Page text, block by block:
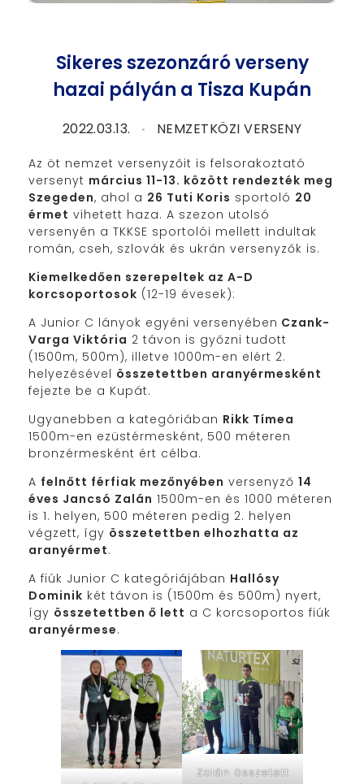
Sikeres szezonzáró verseny
hazai pályán a Tisza Kupán
2022.03.13. NEMZETKÖZI VERSENY
Az öt nemzet versenyzőit is felsorakoztató
versenyt március 11-13. között rendezték meg
Szegeden, ahol a 26 Tuti Koris sportoló 20
érmet vihetett haza. A szezon utolsó
versenyén a TKKSE sportolói mellett indultak
román, cseh, szlovák és ukrán versenyzők is.
Kiemelkedően szerepeltek az A-D
korcsoportosok (12-19 évesek):
A Junior C lányok egyéni versenyében Czank-
Varga Viktória 2 távon is győzni tudott
(1500m, 500m), illetve 1000m-en elért 2.
helyezésével összetettben aranyérmesként
fejezte be a Kupát.
Ugyanebben a kategóriában Rikk Tímea
1500m-en ezüstérmesként, 500 méteren
bronzérmesként ért célba.
A felnőtt férfiak mezőnyében versenyző 14
éves Jancsó Zalán 1500m-en és 1000 méteren
is 1. helyen, 500 méteren pedig 2. helyen
végzett, így összetettben elhozhatta az
aranyérmet.
A fiúk Junior C kategóriájában Hallósy
Dominik két távon is (1500m és 500m) nyert,
így összetettben ő lett a C korcsoportos fiúk
aranyérmese.
Zalán összetett